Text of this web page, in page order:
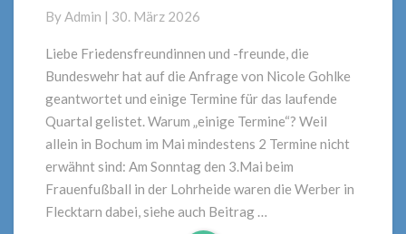
Quartal
2026
ByAdmin | 30. März 2026
Liebe Friedensfreundinnen und -freunde, die
Bundeswehr hat auf die Anfrage von Nicole Gohlke
geantwortet und einige Termine für das laufende
Quartal gelistet. Warum „einige Termine“? Weil
allein in Bochum im Mai mindestens 2 Termine nicht
erwähnt sind: Am Sonntag den 3.Mai beim
Frauenfußball in der Lohrheide waren die Werber in
Flecktarn dabei, siehe auch Beitrag …